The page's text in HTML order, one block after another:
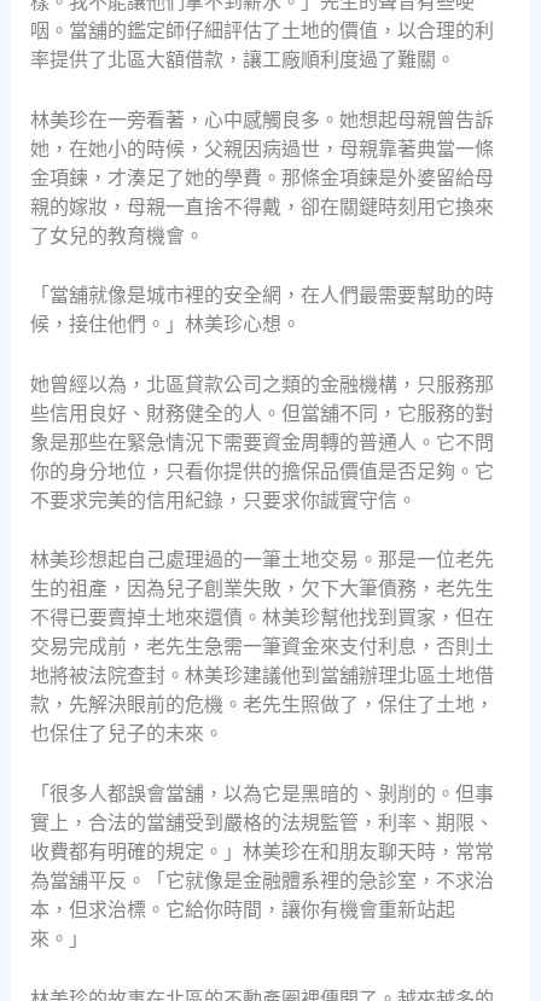
咽。當舖的鑑定師仔細評估了土地的價值，以合理的利
率提供了北區大額借款，讓工廠順利度過了難關。
林美珍在一旁看著，心中感觸良多。她想起母親曾告訴
她，在她小的時候，父親因病過世，母親靠著典當一條
金項鍊，才湊足了她的學費。那條金項鍊是外婆留給母
親的嫁妝，母親一直捨不得戴，卻在關鍵時刻用它換來
了女兒的教育機會。
「當舖就像是城市裡的安全網，在人們最需要幫助的時
候，接住他們。」林美珍心想。
她曾經以為，北區貸款公司之類的金融機構，只服務那
些信用良好、財務健全的人。但當舖不同，它服務的對
象是那些在緊急情況下需要資金周轉的普通人。它不問
你的身分地位，只看你提供的擔保品價值是否足夠。它
不要求完美的信用紀錄，只要求你誠實守信。
林美珍想起自己處理過的一筆土地交易。那是一位老先
生的祖產，因為兒子創業失敗，欠下大筆債務，老先生
不得已要賣掉土地來還債。林美珍幫他找到買家，但在
交易完成前，老先生急需一筆資金來支付利息，否則土
地將被法院查封。林美珍建議他到當舖辦理北區土地借
款，先解決眼前的危機。老先生照做了，保住了土地，
也保住了兒子的未來。
「很多人都誤會當舖，以為它是黑暗的、剝削的。但事
實上，合法的當舖受到嚴格的法規監管，利率、期限、
收費都有明確的規定。」林美珍在和朋友聊天時，常常
為當舖平反。「它就像是金融體系裡的急診室，不求治
本，但求治標。它給你時間，讓你有機會重新站起
來。」